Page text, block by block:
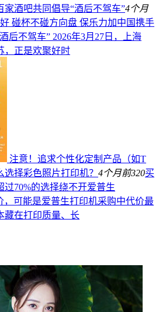
酒吧共同倡导“酒后不驾车”4个月
碰杯不碰方向盘 保乐力加中国携手
后不驾车” 2026年3月27日，上海
正是欢聚好时
注意！追求个性化定制产品（如T
择彩色照片打印机？ 4个月前320买
70%的选择绕不开爱普生
，可能是爱普生打印机采购中代价最
在打印质量、长